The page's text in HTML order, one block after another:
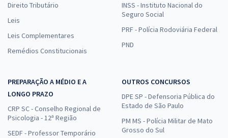
Direito Tributário
Leis
Leis Complementares
Remédios Constitucionais
INSS - Instituto Nacional do
Seguro Social
PRF - Polícia Rodoviária Federal
PND
PREPARAÇÃO A MÉDIO E A
LONGO PRAZO
CRP SC - Conselho Regional de
Psicologia - 12ª Região
SEDF - Professor Temporário
OUTROS CONCURSOS
DPE SP - Defensoria Pública do
Estado de São Paulo
PM MS - Polícia Militar de Mato
Grosso do Sul